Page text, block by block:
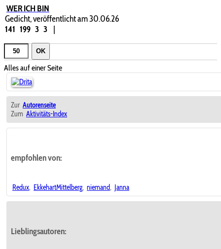
WER ICH BIN
Gedicht, veröffentlicht am 30.06.26
141 199 3 3 |
OK
Alles auf einer Seite
Zur Autorenseite
Zum Aktivitäts-Index
empfohlen von:
Redux, EkkehartMittelberg, niemand, Janna
Lieblingsautoren: